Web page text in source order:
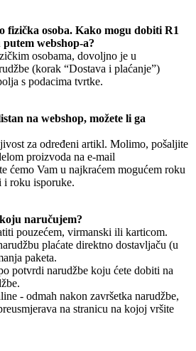
fizička osoba. Kako mogu dobiti R1
webshop-a?
osobama, dovoljno je u
(korak “Dostava i plaćanje”)
s podacima tvrtke.
na webshop, možete li ga
za određeni artikl. Molimo, pošaljite
proizvoda na e-mail
ćemo Vam u najkraćem mogućem roku
i roku isporuke.
naručujem?
pouzećem, virmanski ili karticom.
plaćate direktno dostavljaču (u
paketa.
potvrdi narudžbe koju ćete dobiti na
- odmah nakon završetka narudžbe,
na stranicu na kojoj vršite